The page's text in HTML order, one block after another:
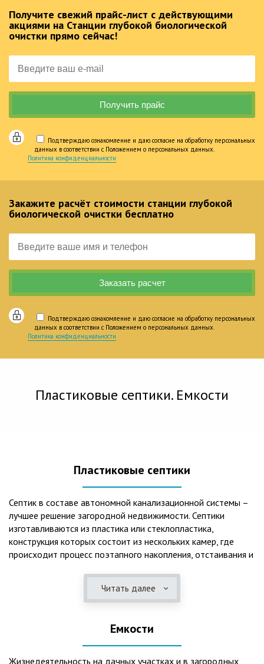
Получите свежий прайс-лист с действующими
акциями на Станции глубокой биологической
очистки прямо сейчас!
Подтверждаю ознакомление и даю согласие на обработку персональных
данных в соответствии с Положением о персональных данных.
Политика конфиденциальности
Закажите расчёт стоимости станции глубокой
биологической очистки бесплатно
Подтверждаю ознакомление и даю согласие на обработку персональных
данных в соответствии с Положением о персональных данных.
Политика конфиденциальности
Пластиковые септики. Емкости
Пластиковые септики
Септик в составе автономной канализационной системы –
лучшее решение загородной недвижимости. Септики
изготавливаются из пластика или стеклопластика,
конструкция которых состоит из нескольких камер, где
происходит процесс поэтапного накопления, отстаивания и
длительный срок службы, так как не подвержены коррозии.
2. Обладают высокой прочностью – способны
состоянии. 3. Могут эксплуатироваться в любом регионе
России при любых низких температурах. 4. Полностью
герметичны, что дает гарантию по полной безопасности
Читать далее
Емкости
Жизнедеятельность на дачных участках и в загородных